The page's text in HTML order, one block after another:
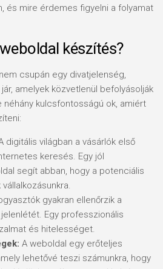
és mire érdemes figyelni a folyamat
készítés?
csupán egy divatjelenség,
amelyek közvetlenül befolyásolják
néhány kulcsfontosságú ok, amiért
digitális világban a vásárlók első
keresés. Egy jól
segít abban, hogy a potenciális
gyakran ellenőrzik a
Egy professzionális
és hitelességet.
A weboldal egy erőteljes
lehetővé teszi számunkra, hogy